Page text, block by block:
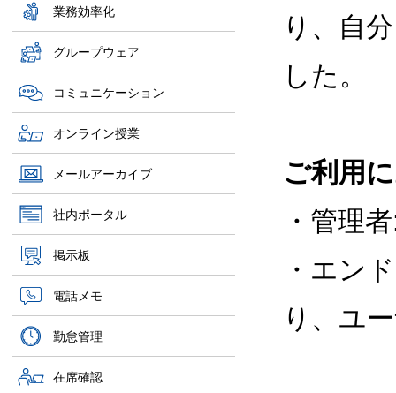
業務効率化
グループウェア
コミュニケーション
オンライン授業
メールアーカイブ
社内ポータル
掲示板
電話メモ
勤怠管理
在席確認
り、自
した。
ご利用
・管理
・エン
り、ユ